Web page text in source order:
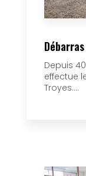
Depuis
effectue
Troyes....